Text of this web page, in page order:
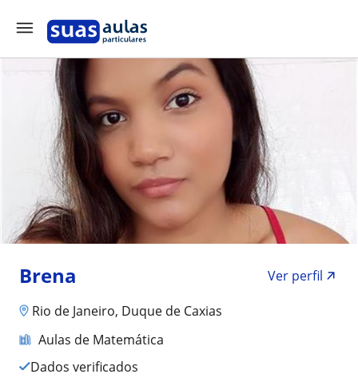
Brena
Ver perfil
Rio de Janeiro, Duque de Caxias
Aulas de Matemática
Dados verificados